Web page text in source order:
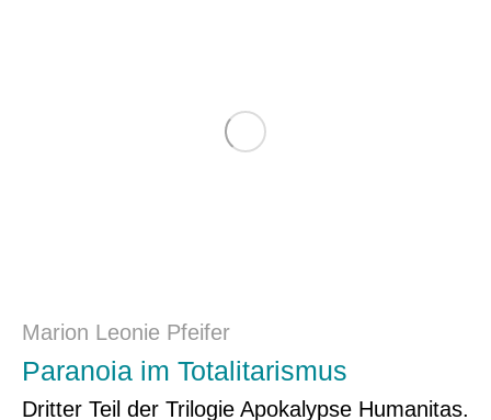
Marion Leonie Pfeifer
Paranoia im Totalitarismus
Dritter Teil der Trilogie Apokalypse Humanitas.